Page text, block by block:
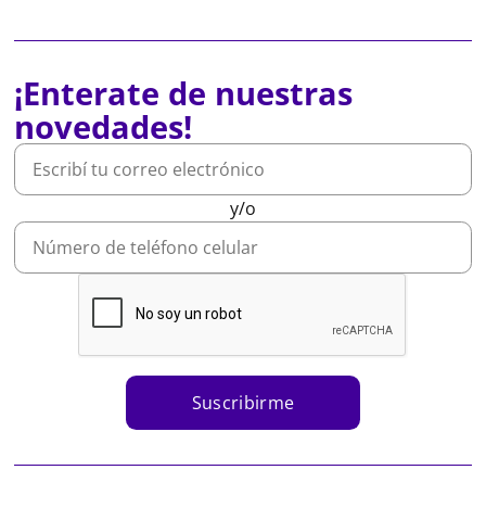
¡Enterate de nuestras
novedades!
y/o
Suscribirme